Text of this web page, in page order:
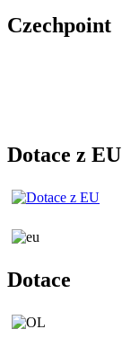
Czechpoint
Dotace z EU
Dotace